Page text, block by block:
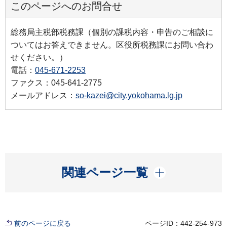
このページへのお問合せ
総務局主税部税務課（個別の課税内容・申告のご相談に
ついてはお答えできません。区役所税務課にお問い合わ
せください。）
電話： 045-671-2253
ファクス：045-641-2775
メールアドレス： so-kazei@city.yokohama.lg.jp
関連ページ一覧
開く
前のページに戻る ページID：442-254-973